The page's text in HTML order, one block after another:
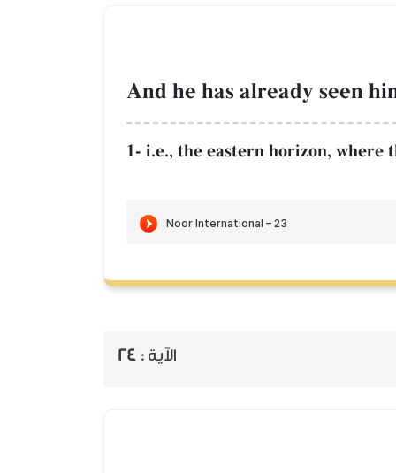
And he has already seen
1- i.e., the eastern horizon, where
الآية : 24